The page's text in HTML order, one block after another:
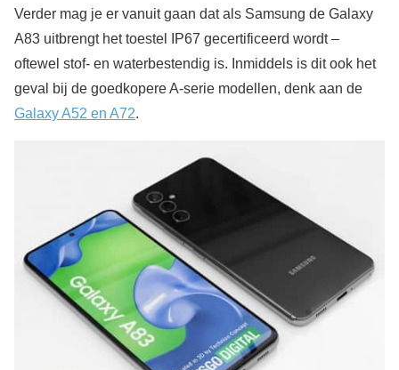
Verder mag je er vanuit gaan dat als Samsung de Galaxy
A83 uitbrengt het toestel IP67 gecertificeerd wordt –
oftewel stof- en waterbestendig is. Inmiddels is dit ook het
geval bij de goedkopere A-serie modellen, denk aan de
Galaxy A52 en A72.